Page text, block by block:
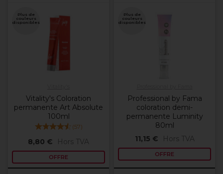
Plus de
couleurs
disponibles
Vitality's Coloration
permanente Art Absolute
100ml
(57)
8,80 € Hors TVA
OFFRE
Plus de
couleurs
disponibles
Professional by Fama
coloration demi-
permanente Luminity
80ml
11,15 €
Hors TVA
OFFRE